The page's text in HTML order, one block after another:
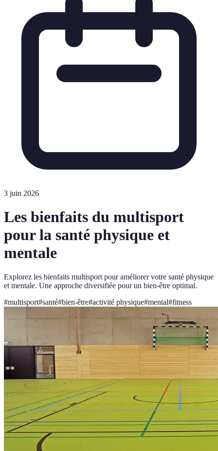
3 juin 2026
Les bienfaits du multisport
pour la santé physique et
mentale
Explorez les bienfaits multisport pour améliorer votre santé physique
et mentale. Une approche diversifiée pour un bien-être optimal.
#multisport#santé#bien-être#activité physique#mental#fitness